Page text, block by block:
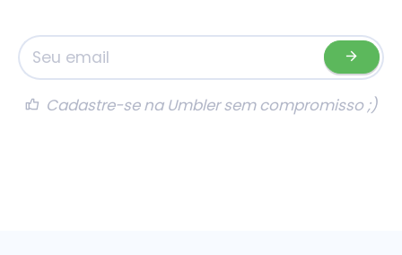
Cadastre-se na Umbler sem compromisso ;)